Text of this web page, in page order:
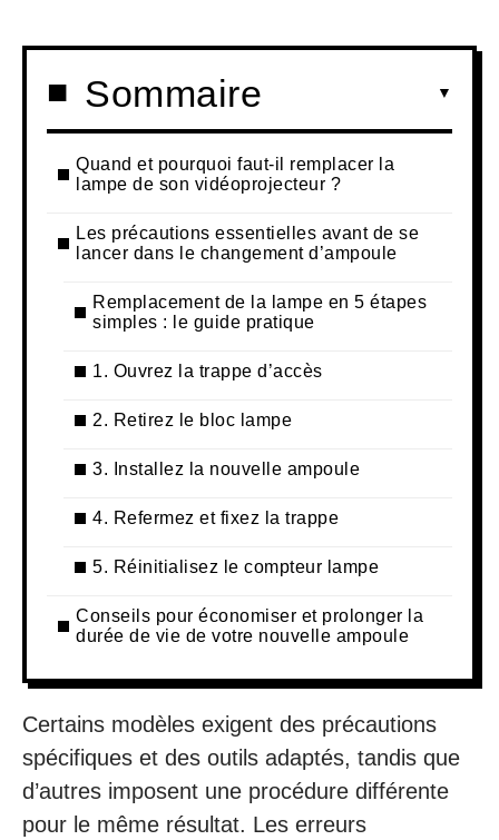
Sommaire
Quand et pourquoi faut-il remplacer la
lampe de son vidéoprojecteur ?
Les précautions essentielles avant de se
lancer dans le changement d’ampoule
Remplacement de la lampe en 5 étapes
simples : le guide pratique
1. Ouvrez la trappe d’accès
2. Retirez le bloc lampe
3. Installez la nouvelle ampoule
4. Refermez et fixez la trappe
5. Réinitialisez le compteur lampe
Conseils pour économiser et prolonger la
durée de vie de votre nouvelle ampoule
Certains modèles exigent des précautions
spécifiques et des outils adaptés, tandis que
d’autres imposent une procédure différente
pour le même résultat. Les erreurs